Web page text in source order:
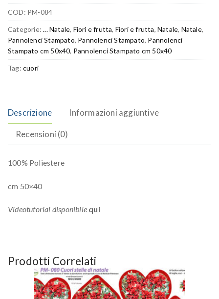
COD: PM-084
Categorie:... Natale, Fiori e frutta, Fiori e frutta,Natale, Natale,
Pannolenci Stampato, Pannolenci Stampato, Pannolenci
Stampato cm 50x40, Pannolenci Stampato cm 50x40
Tag: cuori
Descrizione Informazioni aggiuntive
Recensioni (0)
100% Poliestere
cm 50×40
Videotutorial disponibile qui
Prodotti Correlati